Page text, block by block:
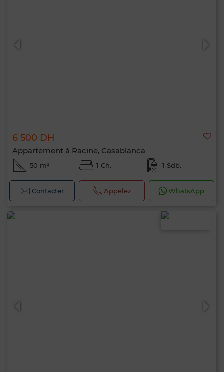
6 500 DH
Appartement à Racine, Casablanca
50 m² 1 Ch. 1 Sdb.
Contacter Appelez WhatsApp